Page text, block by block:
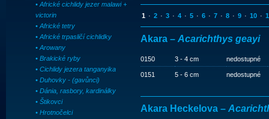
• Africké cichlidy jezer malawi +
victorin
• Africké tetry
• Africké trpasličí cichlidky
• Arowany
• Brakické ryby
• Cichlidy jezera tanganyika
• Duhovky - (gavůnci)
• Dánia, rasbory, kardinálky
• Štikovci
• Hrotnočelci
1 · 2 · 3 · 4 · 5 · 6 · 7 · 8 · 9 · 10 ·
Akara – Acarichthys geayi
0150 3 - 4 cm nedostupné
0151 5 - 6 cm nedostupné
Akara Heckelova –